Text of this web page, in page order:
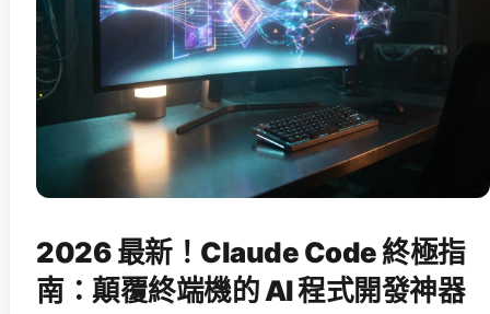
2026 最新！Claude Code 終極指
南：顛覆終端機的 AI 程式開發神器